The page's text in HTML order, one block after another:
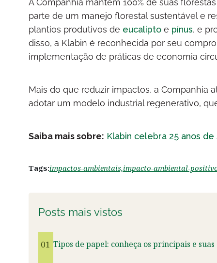
A Companhia mantém 100% de suas
parte de um manejo florestal sustentável e
plantios produtivos de eucaliptoe pínus, e
disso, a Klabin é reconhecida por seu
implementação de práticas de economia
Mais do que reduzir impactos, a Companhia
adotar um modelo industrial regenerativo,
Saiba mais sobre: Klabin celebra 25 anos
Tags:impactos-ambientais,impacto-ambiental-
Posts mais vistos
01 Tipos de papel: conheça os principais e suas